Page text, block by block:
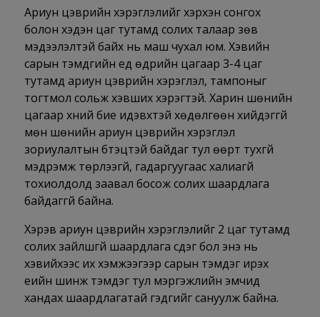
Ариун цэврийн хэрэглэлийг хэрхэн сонгох
болон хэдэн цаг тутамд солих талаар зөв
мэдээлэлтэй байх нь маш чухал юм. Хэвийн
сарын тэмдгийн үед өдрийн цагаар 3-4 цаг
тутамд ариун цэврийн хэрэглэл, тампоныг
тогтмол сольж хэвших хэрэгтэй. Харин шөнийн
цагаар хүний бие идэвхтэй хөдөлгөөн хийдэггүй
мөн шөнийн ариун цэврийн хэрэглэл
зориулалтын бүтэцтэй байдаг тул өөрт тухгүй
мэдрэмж төрүүлээгүй, гадаргуугаас халиагүй
тохиолдолд заавал босож солих шаардлага
байдаггүй байна.
Хэрэв ариун цэврийн хэрэглэлийг 2 цаг тутамд
солих зайлшгүй шаардлага үүсдэг бол энэ нь
хэвийхээс их хэмжээгээр сарын тэмдэг ирэх
үеийн шинж тэмдэг тул мэргэжлийн эмчид
хандах шаардлагатай гэдгийг сануулж байна.